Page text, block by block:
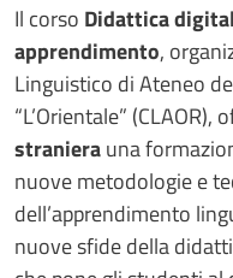
Il corso Didattica
apprendimento,
Linguistico di Ateneo
“L’Orientale” (CLAOR),
stranierauna
nuove metodologie e
dell’apprendimento
nuove sfide della